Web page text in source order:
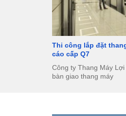
Thi công lắp đặt
cáo cấp Q7
Công ty Thang Máy
bàn giao thang máy